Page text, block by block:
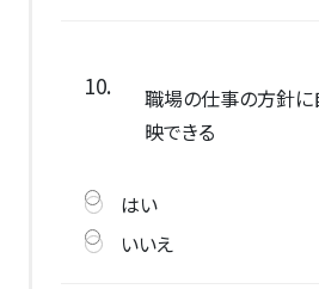
10.
職場の仕事の方針
映できる
はい
いいえ